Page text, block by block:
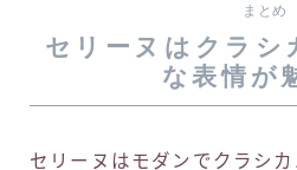
まとめ
セリーヌはクラシ
な表情が
セリーヌはモダンでクラシ